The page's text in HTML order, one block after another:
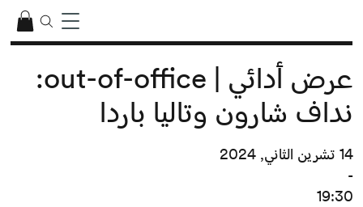
عرض أدائي | out-of-office:
نداف شارون وتاليا باردا
14 تشرين الثاني, 2024
-
19:30